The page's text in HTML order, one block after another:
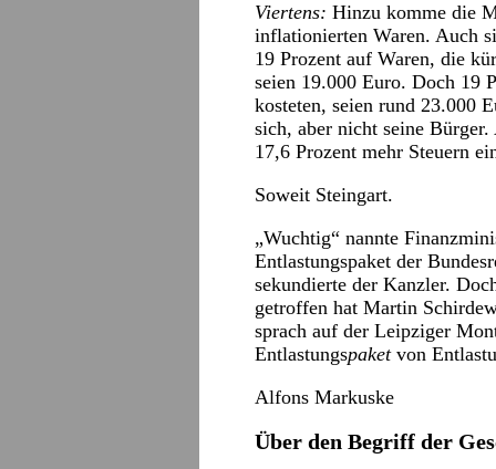
Viertens: Hinzu komme die
inflationierten Waren. Auch
19 Prozent auf Waren, die
seien 19.000 Euro. Doch 19
kosteten, seien rund 23.000
sich, aber nicht seine
17,6 Prozent mehr Steuern
Soweit Steingart.
„Wuchtig“ nannte
Entlastungspaket der
sekundierte der Kanzler.
getroffen hat Martin
sprach auf der Leipziger
Entlastungspaketvon
Alfons Markuske
Über den Begriff der